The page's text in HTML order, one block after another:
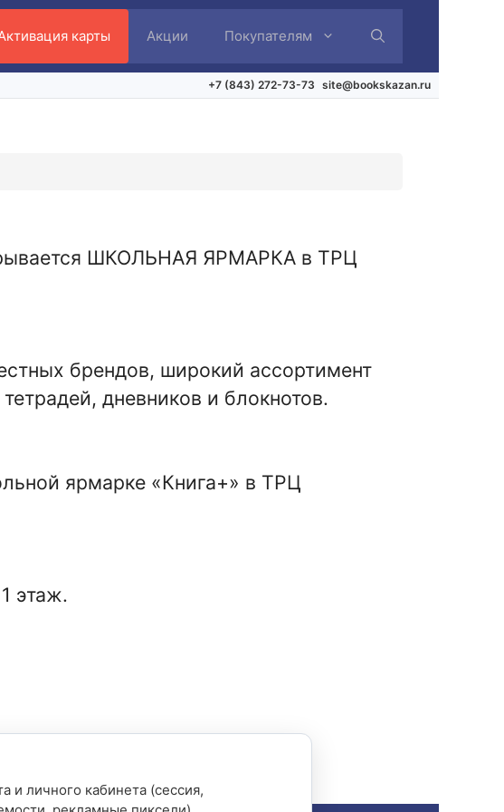
карты Акции Покупателям
+7 (843) 272-73-73 site@bookskazan.ru
ШКОЛЬНАЯ ЯРМАРКА в ТРЦ
брендов, широкий ассортимент
дневников и блокнотов.
ярмарке «Книга+» в ТРЦ
этаж.
личного кабинета (сессия,